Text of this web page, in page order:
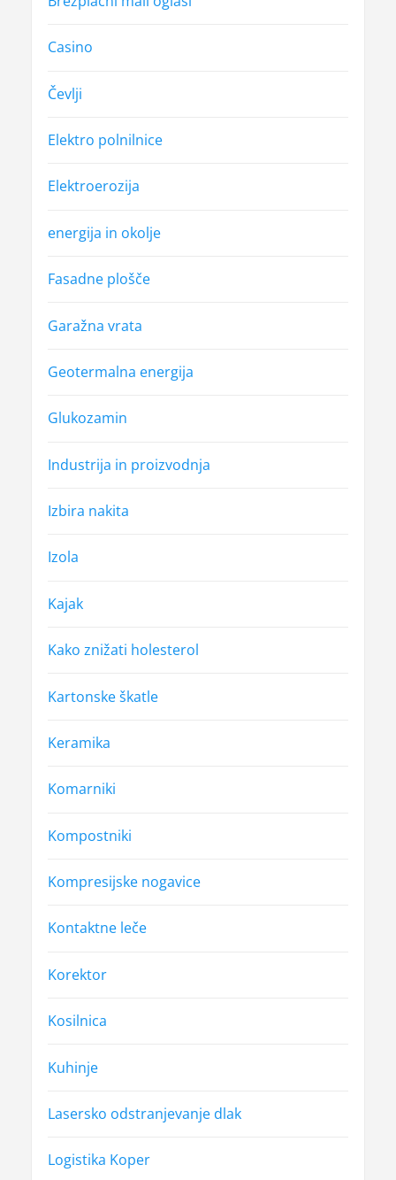
Casino
Čevlji
Elektro polnilnice
Elektroerozija
energija in okolje
Fasadne plošče
Garažna vrata
Geotermalna energija
Glukozamin
Industrija in proizvodnja
Izbira nakita
Izola
Kajak
Kako znižati holesterol
Kartonske škatle
Keramika
Komarniki
Kompostniki
Kompresijske nogavice
Kontaktne leče
Korektor
Kosilnica
Kuhinje
Lasersko odstranjevanje dlak
Logistika Koper